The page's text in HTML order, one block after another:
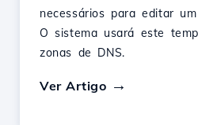
necessários para editar
O sistema usará este
zonas de DNS.
Ver Artigo